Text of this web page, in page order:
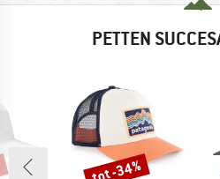
PETTEN
Korting
tot -34%